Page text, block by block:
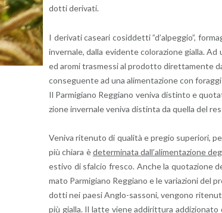
dot­ti de­ri­va­ti.
I de­ri­va­ti ca­sea­ri co­sid­det­ti ”d’al­peg­gio”,
in­ver­na­le, dalla evi­den­te co­lo­ra­zio­ne gial­la.
ed aromi tra­smes­si al pro­dot­to di­ret­ta­men­te
con­se­guen­te ad una ali­men­ta­zio­ne con
Il Par­mi­gia­no Reg­gia­no ve­ni­va di­stin­to e
zio­ne in­ver­na­le ve­ni­va di­stin­ta da quel­la del
Ve­ni­va ri­te­nu­to di qua­li­tà e pre­gio su­pe­rio­ri,
più chia­ra ède­ter­mi­na­ta dal­l’a­li­men­ta­zio­ne
esti­vo di sfal­cio fre­sco. Anche la quo­ta­zio­ne
ma­to Par­mi­gia­no Reg­gia­no e le va­ria­zio­ni del
dot­ti nei paesi An­glo-sas­so­ni, ven­go­no
più gial­la. Il latte viene ad­di­rit­tu­ra